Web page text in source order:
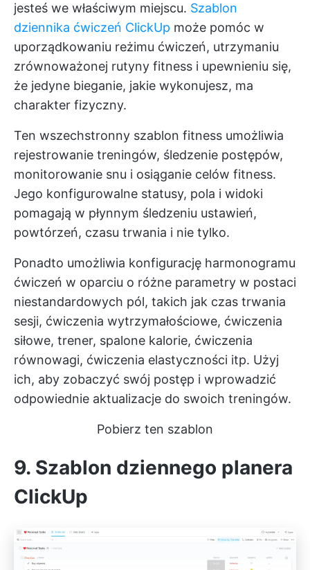
jesteś we właściwym miejscu. Szablon
dziennika ćwiczeń ClickUp może pomóc w
uporządkowaniu reżimu ćwiczeń, utrzymaniu
zrównoważonej rutyny fitness i upewnieniu się,
że jedyne bieganie, jakie wykonujesz, ma
charakter fizyczny.
Ten wszechstronny szablon fitness umożliwia
rejestrowanie treningów, śledzenie postępów,
monitorowanie snu i osiąganie celów fitness.
Jego konfigurowalne statusy, pola i widoki
pomagają w płynnym śledzeniu ustawień,
powtórzeń, czasu trwania i nie tylko.
Ponadto umożliwia konfigurację harmonogramu
ćwiczeń w oparciu o różne parametry w postaci
niestandardowych pól, takich jak czas trwania
sesji, ćwiczenia wytrzymałościowe, ćwiczenia
siłowe, trener, spalone kalorie, ćwiczenia
równowagi, ćwiczenia elastyczności itp. Użyj
ich, aby zobaczyć swój postęp i wprowadzić
odpowiednie aktualizacje do swoich treningów.
Pobierz ten szablon
9. Szablon dziennego planera
ClickUp